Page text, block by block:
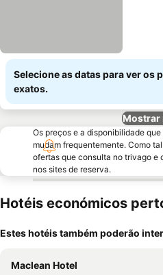
Selecione as datas para ver os
exatos.
Mostrar
Os preços e a disponibilidade
mudam frequentemente. Como
ofertas que consulta no trivago e
nos sites de reserva.
Hotéis económicos
Estes hotéis também poderão
Maclean Hotel